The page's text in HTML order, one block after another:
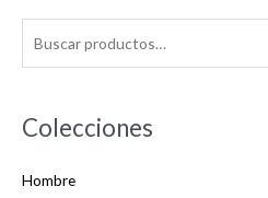
c
r
Colecciones
Hombre